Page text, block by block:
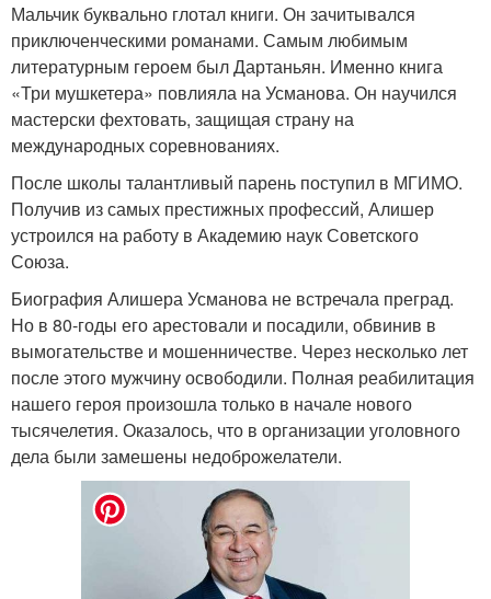
Мальчик буквально глотал книги. Он зачитывался
приключенческими романами. Самым любимым
литературным героем был Дартаньян. Именно книга
«Три мушкетера» повлияла на Усманова. Он научился
мастерски фехтовать, защищая страну на
международных соревнованиях.
После школы талантливый парень поступил в МГИМО.
Получив из самых престижных профессий, Алишер
устроился на работу в Академию наук Советского
Союза.
Биография Алишера Усманова не встречала преград.
Но в 80-годы его арестовали и посадили, обвинив в
вымогательстве и мошенничестве. Через несколько лет
после этого мужчину освободили. Полная реабилитация
нашего героя произошла только в начале нового
тысячелетия. Оказалось, что в организации уголовного
дела были замешены недоброжелатели.